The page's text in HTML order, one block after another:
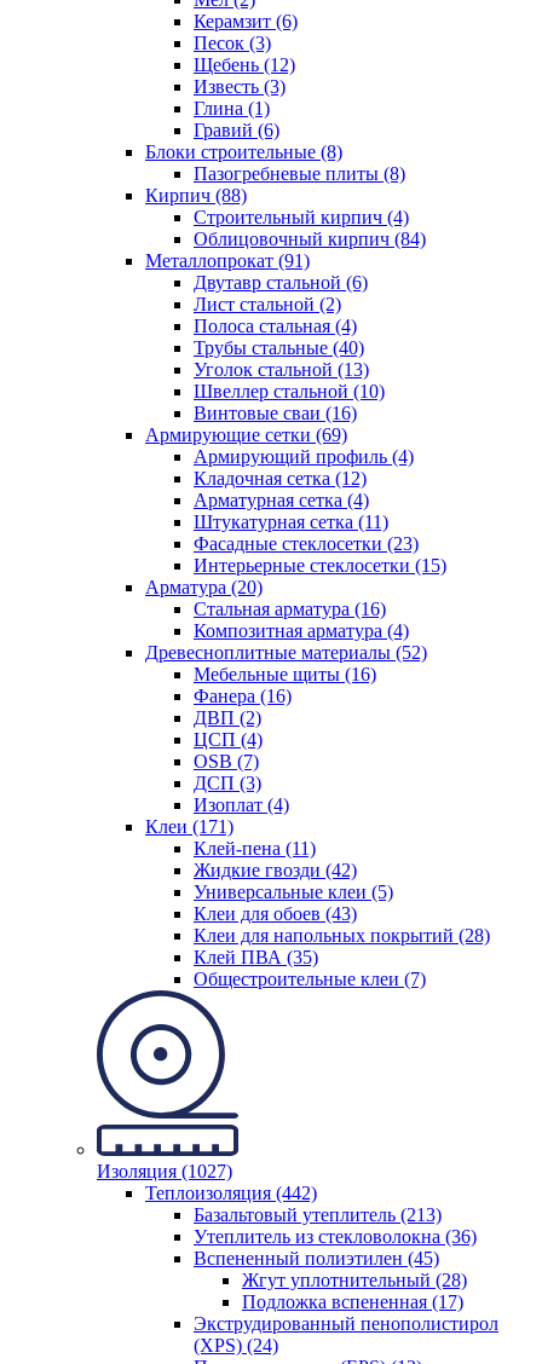
Керамзит (6)
Песок (3)
Щебень (12)
Известь (3)
Глина (1)
Гравий (6)
Блоки строительные (8)
Пазогребневые плиты (8)
Кирпич (88)
Строительный кирпич (4)
Облицовочный кирпич (84)
Металлопрокат (91)
Двутавр стальной (6)
Лист стальной (2)
Полоса стальная (4)
Трубы стальные (40)
Уголок стальной (13)
Швеллер стальной (10)
Винтовые сваи (16)
Армирующие сетки (69)
Армирующий профиль (4)
Кладочная сетка (12)
Арматурная сетка (4)
Штукатурная сетка (11)
Фасадные стеклосетки (23)
Интерьерные стеклосетки (15)
Арматура (20)
Стальная арматура (16)
Композитная арматура (4)
Древесноплитные материалы (52)
Мебельные щиты (16)
Фанера (16)
ДВП (2)
ЦСП (4)
OSB (7)
ДСП (3)
Изоплат (4)
Клеи (171)
Клей-пена (11)
Жидкие гвозди (42)
Универсальные клеи (5)
Клеи для обоев (43)
Клеи для напольных покрытий (28)
Клей ПВА (35)
Общестроительные клеи (7)
Изоляция (1027)
Теплоизоляция (442)
Базальтовый утеплитель (213)
Утеплитель из стекловолокна (36)
Вспененный полиэтилен (45)
Жгут уплотнительный (28)
Подложка вспененная (17)
Экструдированный пенополистирол
(XPS) (24)